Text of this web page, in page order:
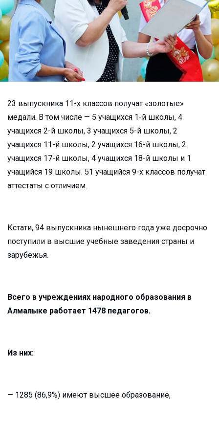
23 выпускника 11-х классов получат «золотые»
медали. В том числе — 5 учащихся 1-й школы, 4
учащихся 2-й школы, 3 учащихся 5-й школы, 2
учащихся 11-й школы, 2 учащихся 16-й школы, 2
учащихся 17-й школы, 4 учащихся 18-й школы и 1
учащийся 19 школы. 51 учащийся 9-х классов получат
аттестаты с отличием.
Кстати, 94 выпускника нынешнего года уже досрочно
поступили в высшие учебные заведения страны и
зарубежья.
Всего в учреждениях народного образования в
Алмалыке работает 1478 педагогов.
Из них:
— 1285 (86,9%) имеют высшее образование,